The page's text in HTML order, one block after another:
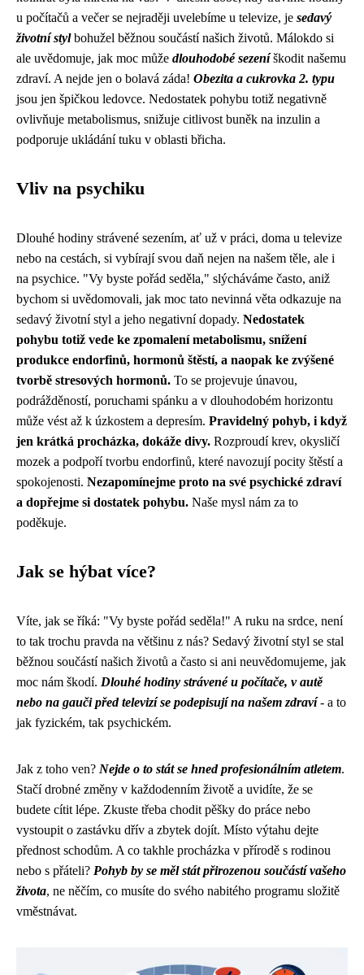
u počítačů a večer se nejraději uvelebíme u televize, je sedavý
životní stylbohužel běžnou součástí našich životů. Málokdo si
ale uvědomuje, jak moc může dlouhodobé sezeníškodit našemu
zdraví. A nejde jen o bolavá záda! Obezita a cukrovka 2. typu
jsou jen špičkou ledovce. Nedostatek pohybu totiž negativně
ovlivňuje metabolismus, snižuje citlivost buněk na inzulin a
podporuje ukládání tuku v oblasti břicha.
Vliv na psychiku
Dlouhé hodiny strávené sezením, ať už v práci, doma u televize
nebo na cestách, si vybírají svou daň nejen na našem těle, ale i
na psychice. "Vy byste pořád seděla," slýcháváme často, aniž
bychom si uvědomovali, jak moc tato nevinná věta odkazuje na
sedavý životní styl a jeho negativní dopady. Nedostatek
pohybu totiž vede ke zpomalení metabolismu, snížení
produkce endorfinů, hormonů štěstí, a naopak ke zvýšené
tvorbě stresových hormonů. To se projevuje únavou,
podrážděností, poruchami spánku a v dlouhodobém horizontu
může vést až k úzkostem a depresím. Pravidelný pohyb, i když
jen krátká procházka, dokáže divy. Rozproudí krev, okysličí
mozek a podpoří tvorbu endorfinů, které navozují pocity štěstí a
spokojenosti. Nezapomínejme proto na své psychické zdraví
a dopřejme si dostatek pohybu. Naše mysl nám za to
poděkuje.
Jak se hýbat více?
Víte, jak se říká: "Vy byste pořád seděla!" A ruku na srdce, není
to tak trochu pravda na většinu z nás? Sedavý životní styl se stal
běžnou součástí našich životů a často si ani neuvědomujeme, jak
moc nám škodí. Dlouhé hodiny strávené u počítače, v autě
nebo na gauči před televizí se podepisují na našem zdraví- a to
jak fyzickém, tak psychickém.
Jak z toho ven? Nejde o to stát se hned profesionálním atletem.
Stačí drobné změny v každodenním životě a uvidíte, že se
budete cítit lépe. Zkuste třeba chodit pěšky do práce nebo
vystoupit o zastávku dřív a zbytek dojít. Místo výtahu dejte
přednost schodům. A co takhle procházka v přírodě s rodinou
nebo s přáteli? Pohyb by se měl stát přirozenou součástí vašeho
života, ne něčím, co musíte do svého nabitého programu složitě
vměstnávat.